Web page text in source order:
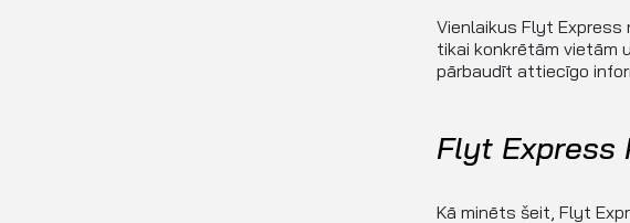
Vienlaikus Flyt
tikai konkrētām vietām
pārbaudīt attiecīgo
Flyt Express
Kā minēts šeit, Flyt